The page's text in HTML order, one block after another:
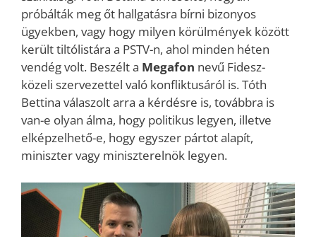
próbálták meg őt hallgatásra bírni bizonyos
ügyekben, vagy hogy milyen körülmények között
került tiltólistára a PSTV-n, ahol minden héten
vendég volt. Beszélt a Megafon nevű Fidesz-
közeli szervezettel való konfliktusáról is. Tóth
Bettina válaszolt arra a kérdésre is, továbbra is
van-e olyan álma, hogy politikus legyen, illetve
elképzelhető-e, hogy egyszer pártot alapít,
miniszter vagy miniszterelnök legyen.